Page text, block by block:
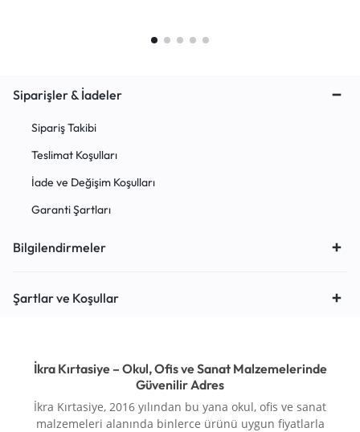
Siparişler & İadeler
Sipariş Takibi
Teslimat Koşulları
İade ve Değişim Koşulları
Garanti Şartları
Bilgilendirmeler
Şartlar ve Koşullar
İkra Kırtasiye – Okul, Ofis ve Sanat Malzemelerinde
Güvenilir Adres
İkra Kırtasiye, 2016 yılından bu yana okul, ofis ve sanat
malzemeleri alanında binlerce ürünü uygun fiyatlarla